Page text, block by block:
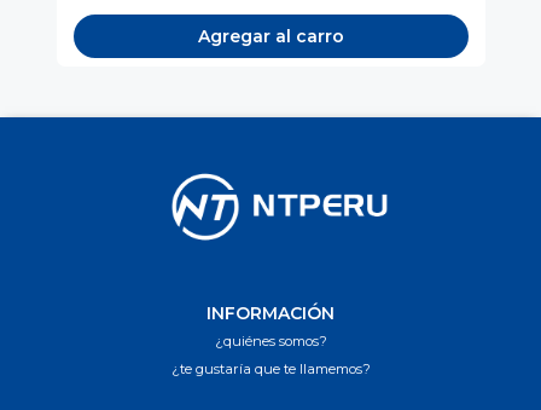
Agregar al carro
INFORMACIÓN
¿quiénes somos?
¿te gustaría que te llamemos?